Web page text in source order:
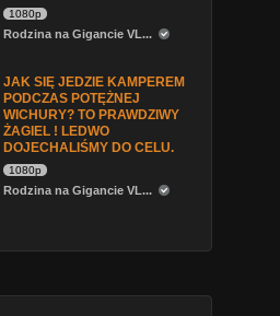
1080p
Rodzina na Gigancie VL...
JAK SIĘ JEDZIE KAMPEREM
PODCZAS POTĘŻNEJ
WICHURY? TO PRAWDZIWY
ŻAGIEL ! LEDWO
DOJECHALIŚMY DO CELU.
1080p
Rodzina na Gigancie VL...